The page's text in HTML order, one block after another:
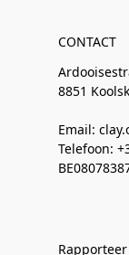
CONTACT
8851
Email:
Telefoon: